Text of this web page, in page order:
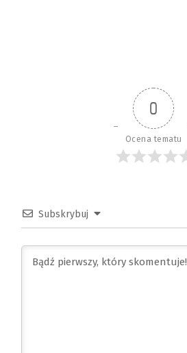
0
Ocena tematu
Subskrybuj